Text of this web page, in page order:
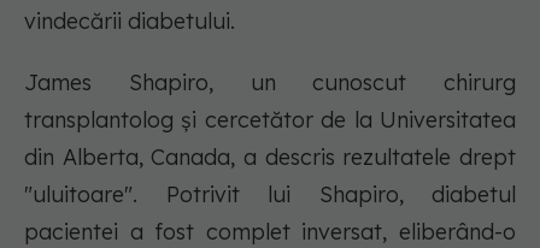
vindecării diabetului.
James Shapiro, un cunoscut chirurg
transplantolog și cercetător de la Universitatea
din Alberta, Canada, a descris rezultatele drept
"uluitoare". Potrivit lui Shapiro, diabetul
pacientei a fost complet inversat, eliberând-o